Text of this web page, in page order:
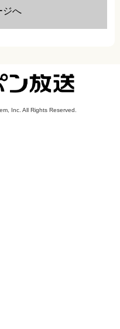
ジへ
Inc. All Rights Reserved.